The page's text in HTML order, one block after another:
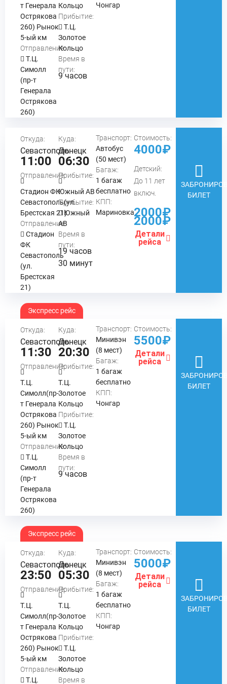
т Генерала
Острякова
260) Рынок
5-ый км
Отправление:
Т.Ц.
Симолл
(пр-т
Генерала
Острякова
260)
Кольцо
Прибытие:
Т.Ц.
Золотое
Кольцо
Время в
пути:
9 часов
Чонгар
Откуда:
Севастополь
11:00
Отправление:
Стадион ФК
Севастополь(ул.
Брестская 21)
Отправление:
Стадион
ФК
Севастополь
(ул.
Брестская
21)
Куда:
Донецк
06:30
Прибытие:
Южный АВ
Прибытие:
Южный
АВ
Время в
пути:
19 часов
30 минут
Транспорт:
Автобус
(50 мест)
Багаж:
1 багаж
бесплатно
КПП:
Мариновка
Стоимость:
4000₽
Детский:
До 11 лет
включ.
2000₽
2000₽
Детали
рейса
БИЛЕТ
Экспресс рейс
Откуда:
Севастополь
11:30
Отправление:
Т.Ц.
Симолл(пр-
т Генерала
Острякова
260) Рынок
5-ый км
Отправление:
Т.Ц.
Симолл
(пр-т
Генерала
Острякова
260)
Куда:
Донецк
20:30
Прибытие:
Т.Ц.
Золотое
Кольцо
Прибытие:
Т.Ц.
Золотое
Кольцо
Время в
пути:
9 часов
Транспорт:
Минивэн
(8 мест)
Багаж:
1 багаж
бесплатно
КПП:
Чонгар
Стоимость:
5500₽
Детали
рейса
БИЛЕТ
Экспресс рейс
Откуда:
Севастополь
23:50
Отправление:
Т.Ц.
Симолл(пр-
т Генерала
Острякова
260) Рынок
5-ый км
Отправление:
Т.Ц.
Куда:
Донецк
05:30
Прибытие:
Т.Ц.
Золотое
Кольцо
Прибытие:
Т.Ц.
Золотое
Кольцо
Время в
Транспорт:
Минивэн
(8 мест)
Багаж:
1 багаж
бесплатно
КПП:
Чонгар
Стоимость:
5000₽
Детали
рейса
БИЛЕТ